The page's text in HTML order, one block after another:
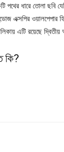
পথের ধারে তোলা ছবি
এক্সপির
এটি রয়েছে
কি?